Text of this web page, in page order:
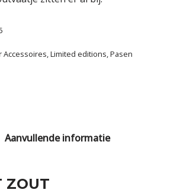
Accessoires,Limited editions,Pasen
Aanvullende informatie
ZOUT